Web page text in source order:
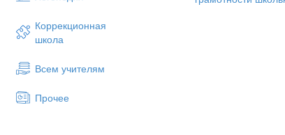
Коррекционная
школа
Всем учителям
Прочее
Длиной вектора